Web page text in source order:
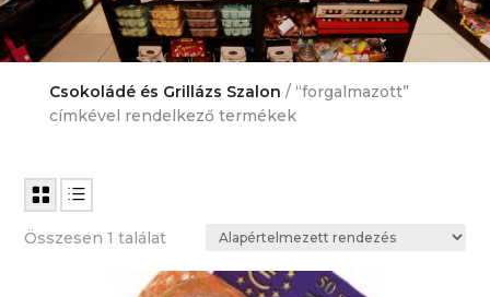
Csokoládé és Grillázs Szalon / “forgalmazott”
címkével rendelkező termékek
Összesen 1 találat